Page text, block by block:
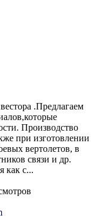
.Предлагаем
Производство
при изготовлении
вертолетов, в
связи и др.
как с...